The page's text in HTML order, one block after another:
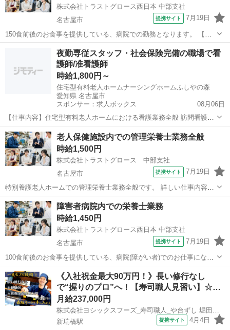
株式会社トラストグロース西日本 中部支社
名古屋市
提携サイト 7月19日
150食前後のお食事を提供している、病院での勤務となります。 【栄
養士業務】 食札作成業務、献立作成、食材発注、検品作業、配膳チェ
ック等 食事の盛付もお願いいしております。 ※院内クックチル方式採
用になります。 仕事内容の詳...
名古屋市 その他
夜勤専従スタッフ・社会保険完備の職場で看
護師/准看護師
時給1,800円～
住宅型有料老人ホームナーシングホームふしやの森
愛知県 名古屋市
スポンサー：求人ボックス
08月06日
【仕事内容】住宅型有料老人ホームにおける看護業務全般 訪問看護の
お仕事をお任せします。(医師の指示による医療処置を中心に、インシ
ュリン注射や血糖測定、バイタルからの観察や助言、医療機器の取り
扱い、排泄等の日常生活の介助、ターミナル...
アルバイト・パート
老人保健施設内での管理栄養士業務全般
時給1,500円
株式会社トラストグロース 中部支社
名古屋市
提携サイト 7月19日
特別養護老人ホームでの管理栄養士業務全般です。 詳しい仕事内容と
しては、メニューのチェック、栄養ケア計画の作成などがメインで
す。 現場での調理業務はありません。 駐車場は無料です。 時間も9：
00～18：00でも相談可能です...
愛知 名古屋市 その他
障害者病院内での栄養士業務
時給1,450円
株式会社トラストグロース西日本 中部支社
名古屋市
提携サイト 7月19日
100食前後のお食事を提供している、病院(障がい者)でのお仕事になり
ます。 【栄養士業務】食札作成業務、献立作成、食材発注、検品作
業、配膳チェック等食事の盛付もお願いいしております。 仕事内容の
詳細については、面接時に事業所...
愛知 名古屋市 その他
《入社祝金最大90万円！》長い修行なし
で“握りのプロ”へ！【寿司職人見習い】☆…
月給237,000円
株式会社ヨシックスフーズ_寿司職人_や台ずし 堀田町(正社員)
新瑞橋駅
提携サイト 4月4日